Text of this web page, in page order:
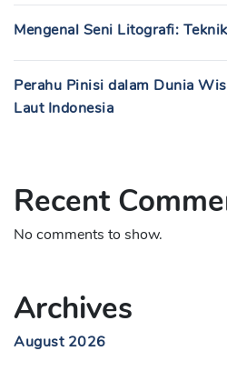
Mengenal Seni Litografi:
Perahu Pinisi dalam Dunia
Laut Indonesia
Recent
No comments to show.
Archives
August 2026